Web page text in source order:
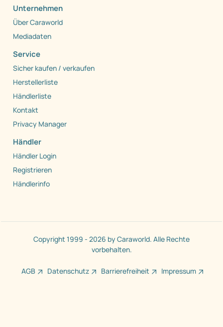
Unternehmen
Über Caraworld
Mediadaten
Service
Sicher kaufen / verkaufen
Herstellerliste
Händlerliste
Kontakt
Privacy Manager
Händler
Händler Login
Registrieren
Händlerinfo
Copyright 1999 - 2026 by Caraworld. Alle Rechte
vorbehalten.
AGB Datenschutz Barrierefreiheit Impressum